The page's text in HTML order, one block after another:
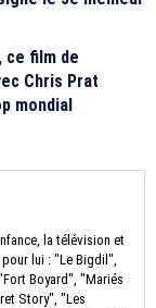
ce film de
Chris Prat
mondial
la télévision et
lui : "Le Bigdil",
Boyard", "Mariés
Story", "Les